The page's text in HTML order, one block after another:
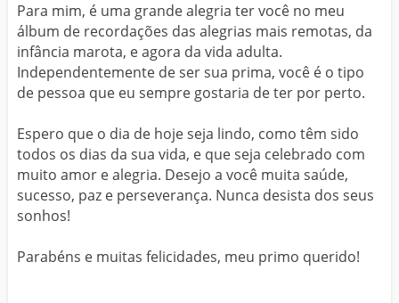
Para mim, é uma grande alegria ter você no meu
álbum de recordações das alegrias mais remotas, da
infância marota, e agora da vida adulta.
Independentemente de ser sua prima, você é o tipo
de pessoa que eu sempre gostaria de ter por perto.
Espero que o dia de hoje seja lindo, como têm sido
todos os dias da sua vida, e que seja celebrado com
muito amor e alegria. Desejo a você muita saúde,
sucesso, paz e perseverança. Nunca desista dos seus
sonhos!
Parabéns e muitas felicidades, meu primo querido!